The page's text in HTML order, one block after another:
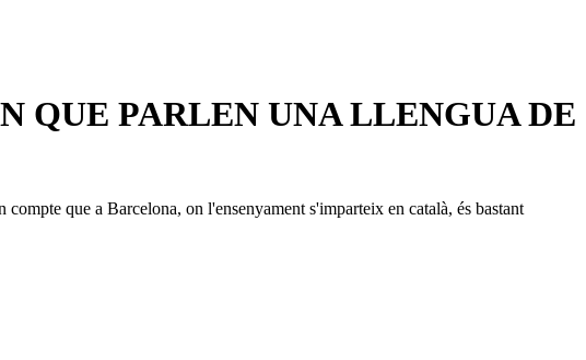
QUE PARLEN UNA LLENGUA DE
que a Barcelona, on l'ensenyament s'imparteix en català, és bastant